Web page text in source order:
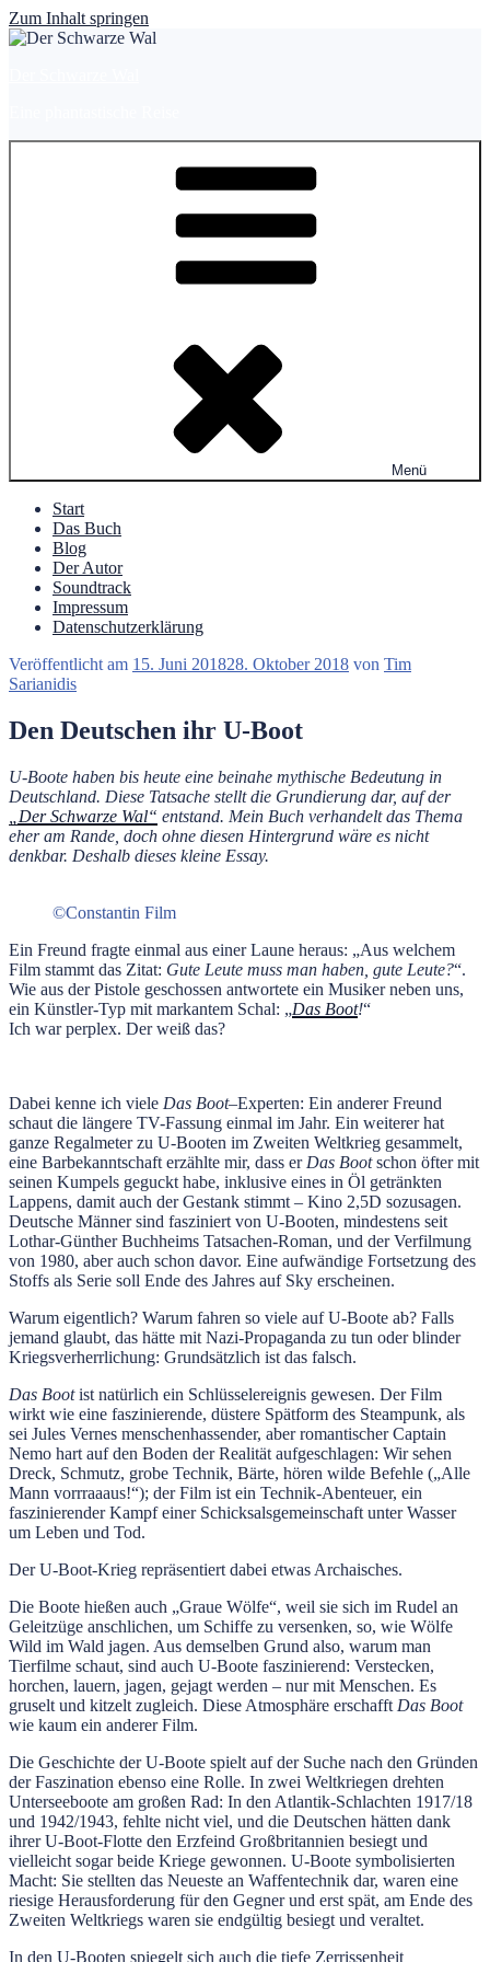
Zum Inhalt springen
Menü
Start
Das Buch
Blog
Der Autor
Soundtrack
Impressum
Datenschutzerklärung
Veröffentlicht am 15. Juni 201828. Oktober 2018 von Tim
Sarianidis
Den Deutschen ihr U-Boot
U-Boote haben bis heute eine beinahe mythische Bedeutung in
Deutschland. Diese Tatsache stellt die Grundierung dar, auf der
„Der Schwarze Wal“ entstand. Mein Buch verhandelt das Thema
eher am Rande, doch ohne diesen Hintergrund wäre es nicht
denkbar. Deshalb dieses kleine Essay.
©Constantin Film
Ein Freund fragte einmal aus einer Laune heraus: „Aus welchem
Film stammt das Zitat: Gute Leute muss man haben, gute Leute?“.
Wie aus der Pistole geschossen antwortete ein Musiker neben uns,
ein Künstler-Typ mit markantem Schal: „Das Boot!“
Ich war perplex. Der weiß das?
Dabei kenne ich viele Das Boot–Experten: Ein anderer Freund
schaut die längere TV-Fassung einmal im Jahr. Ein weiterer hat
ganze Regalmeter zu U-Booten im Zweiten Weltkrieg gesammelt,
eine Barbekanntschaft erzählte mir, dass er Das Bootschon öfter mit
seinen Kumpels geguckt habe, inklusive eines in Öl getränkten
Lappens, damit auch der Gestank stimmt – Kino 2,5D sozusagen.
Deutsche Männer sind fasziniert von U-Booten, mindestens seit
Lothar-Günther Buchheims Tatsachen-Roman, und der Verfilmung
von 1980, aber auch schon davor. Eine aufwändige Fortsetzung des
Stoffs als Serie soll Ende des Jahres auf Sky erscheinen.
Warum eigentlich? Warum fahren so viele auf U-Boote ab? Falls
jemand glaubt, das hätte mit Nazi-Propaganda zu tun oder blinder
Kriegsverherrlichung: Grundsätzlich ist das falsch.
Das Bootist natürlich ein Schlüsselereignis gewesen. Der Film
wirkt wie eine faszinierende, düstere Spätform des Steampunk, als
sei Jules Vernes menschenhassender, aber romantischer Captain
Nemo hart auf den Boden der Realität aufgeschlagen: Wir sehen
Dreck, Schmutz, grobe Technik, Bärte, hören wilde Befehle („Alle
Mann vorrraaaus!“); der Film ist ein Technik-Abenteuer, ein
faszinierender Kampf einer Schicksalsgemeinschaft unter Wasser
um Leben und Tod.
Der U-Boot-Krieg repräsentiert dabei etwas Archaisches.
Die Boote hießen auch „Graue Wölfe“, weil sie sich im Rudel an
Geleitzüge anschlichen, um Schiffe zu versenken, so, wie Wölfe
Wild im Wald jagen. Aus demselben Grund also, warum man
Tierfilme schaut, sind auch U-Boote faszinierend: Verstecken,
horchen, lauern, jagen, gejagt werden – nur mit Menschen. Es
gruselt und kitzelt zugleich. Diese Atmosphäre erschafft Das Boot
wie kaum ein anderer Film.
Die Geschichte der U-Boote spielt auf der Suche nach den Gründen
der Faszination ebenso eine Rolle. In zwei Weltkriegen drehten
Unterseeboote am großen Rad: In den Atlantik-Schlachten 1917/18
und 1942/1943, fehlte nicht viel, und die Deutschen hätten dank
ihrer U-Boot-Flotte den Erzfeind Großbritannien besiegt und
vielleicht sogar beide Kriege gewonnen. U-Boote symbolisierten
Macht: Sie stellten das Neueste an Waffentechnik dar, waren eine
riesige Herausforderung für den Gegner und erst spät, am Ende des
Zweiten Weltkriegs waren sie endgültig besiegt und veraltet.
In den U-Booten spiegelt sich auch die tiefe Zerrissenheit